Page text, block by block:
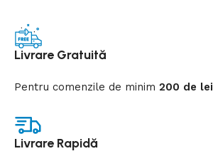
Livrare Gratuită
Pentru comenzile de minim200 de lei
Livrare Rapidă